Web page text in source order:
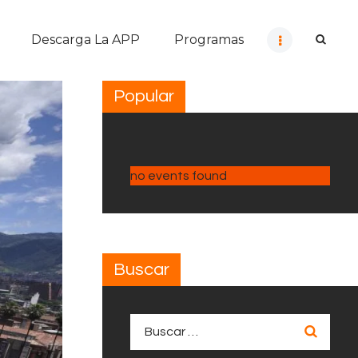
Descarga La APP Programas
Popular
no events found
Buscar